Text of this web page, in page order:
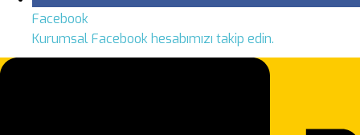
Facebook
Kurumsal Facebook hesabımızı takip edin.